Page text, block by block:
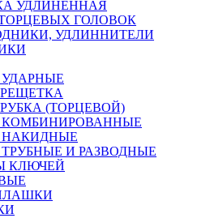
УДЛИНЕННАЯ
ГОЛОВОК
УДЛИННИТЕЛИ
(ТОРЦЕВОЙ)
И РАЗВОДНЫЕ
КЛЮЧЕЙ